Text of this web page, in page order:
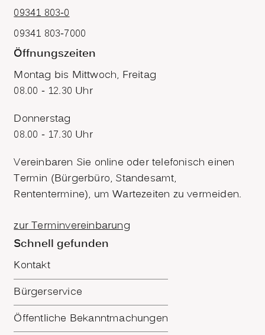
09341 803-0
09341 803-7000
Öffnungszeiten
Montag bis Mittwoch, Freitag
08.00 - 12.30 Uhr
Donnerstag
08.00 - 17.30 Uhr
Vereinbaren Sie online oder telefonisch einen
Termin (Bürgerbüro, Standesamt,
Rententermine), um Wartezeiten zu vermeiden.
zur Terminvereinbarung
Schnell gefunden
Kontakt
Bürgerservice
Öffentliche Bekanntmachungen